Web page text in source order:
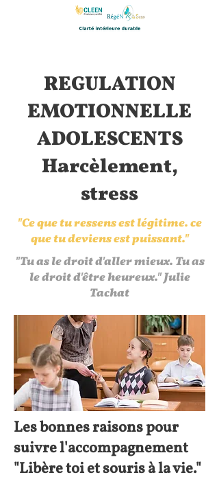
REGULATION
EMOTIONNELLE
ADOLESCENTS
Harcèlement,
stress
"Ce que tu ressens est légitime. ce
que tu deviens est puissant."
"Tu as le droit d'aller mieux. Tu as
le droit d'être heureux." Julie
Tachat
Les bonnes raisons pour
suivre l'accompagnement
"Libère toi et souris à la vie."